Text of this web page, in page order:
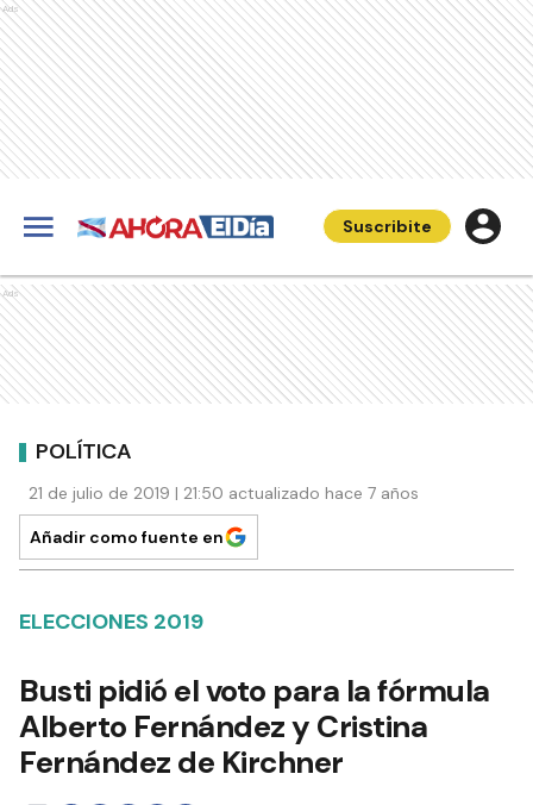
Ads
Suscribite
Ads
POLÍTICA
21 de julio de 2019 | 21:50 actualizado hace 7 años
Añadir como fuente en
ELECCIONES 2019
Busti pidió el voto para la fórmula
Alberto Fernández y Cristina
Fernández de Kirchner